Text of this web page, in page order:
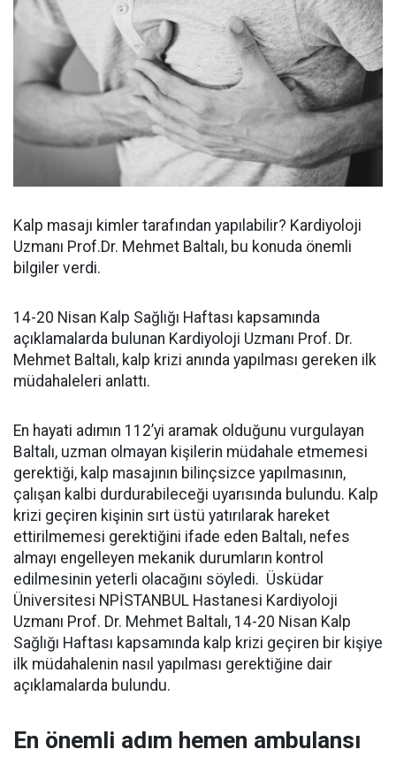
Kalp masajı kimler tarafından yapılabilir? Kardiyoloji
Uzmanı Prof.Dr. Mehmet Baltalı, bu konuda önemli
bilgiler verdi.
14-20 Nisan Kalp Sağlığı Haftası kapsamında
açıklamalarda bulunan Kardiyoloji Uzmanı Prof. Dr.
Mehmet Baltalı, kalp krizi anında yapılması gereken ilk
müdahaleleri anlattı.
En hayati adımın 112’yi aramak olduğunu vurgulayan
Baltalı, uzman olmayan kişilerin müdahale etmemesi
gerektiği, kalp masajının bilinçsizce yapılmasının,
çalışan kalbi durdurabileceği uyarısında bulundu. Kalp
krizi geçiren kişinin sırt üstü yatırılarak hareket
ettirilmemesi gerektiğini ifade eden Baltalı, nefes
almayı engelleyen mekanik durumların kontrol
edilmesinin yeterli olacağını söyledi. Üsküdar
Üniversitesi NPİSTANBUL Hastanesi Kardiyoloji
Uzmanı Prof. Dr. Mehmet Baltalı, 14-20 Nisan Kalp
Sağlığı Haftası kapsamında kalp krizi geçiren bir kişiye
ilk müdahalenin nasıl yapılması gerektiğine dair
açıklamalarda bulundu.
En önemli adım hemen ambulansı